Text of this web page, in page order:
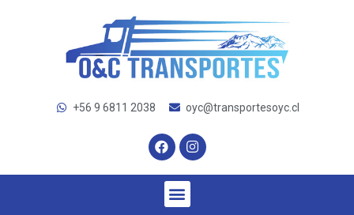
+56 9 6811 2038 oyc@transportesoyc.cl